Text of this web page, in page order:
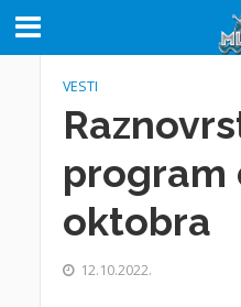
VESTI
program
oktobra
12.10.2022.